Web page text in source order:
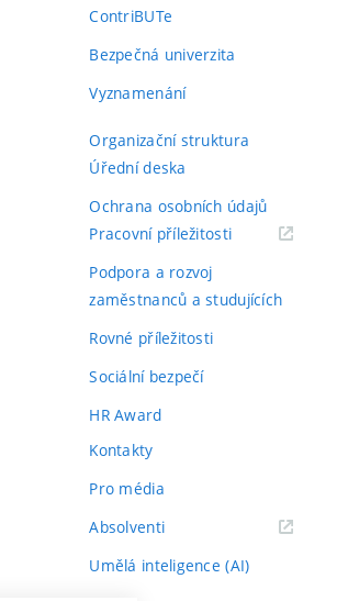
ContriBUTe
Bezpečná univerzita
Vyznamenání
Organizační struktura
Úřední deska
Ochrana osobních údajů
Pracovní příležitosti(externí
Podpora a rozvoj
zaměstnanců a studujících
Rovné příležitosti
Sociální bezpečí
HR Award
Kontakty
Pro média
Absolventi(externí
Umělá inteligence (AI)